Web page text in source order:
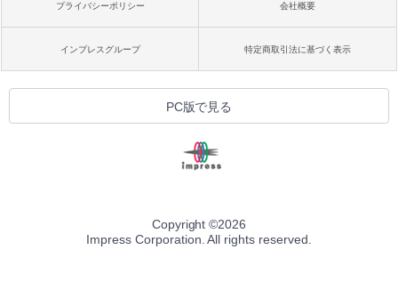
プライバシーポリシー 会社概要
インプレスグループ 特定商取引法に基づく表示
PC版で見る
Copyright ©2026
Impress Corporation. All rights reserved.